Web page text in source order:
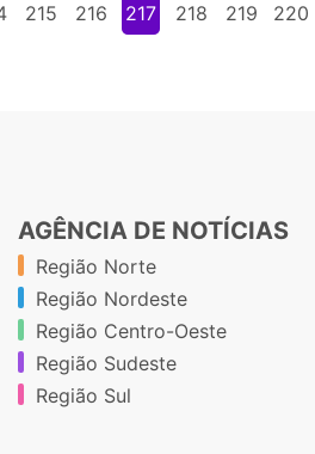
215 216 217 218 219 220
AGÊNCIA DE NOTÍCIAS
Região Norte
Região Nordeste
Região Centro-Oeste
Região Sudeste
Região Sul